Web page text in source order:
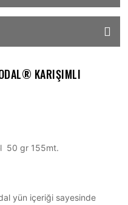
KARIŞIMLI
50 gr 155mt.
yün içeriği sayesinde